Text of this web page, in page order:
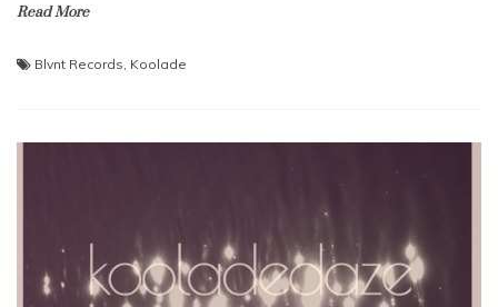
Read More
Blvnt Records, Koolade